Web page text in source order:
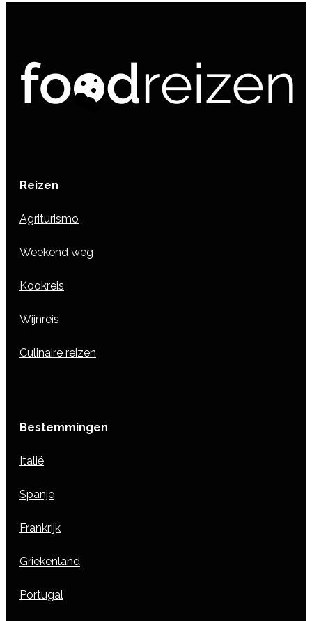
Reizen
Agriturismo
Weekend weg
Kookreis
Wijnreis
Culinaire reizen
Bestemmingen
Italië
Spanje
Frankrijk
Griekenland
Portugal